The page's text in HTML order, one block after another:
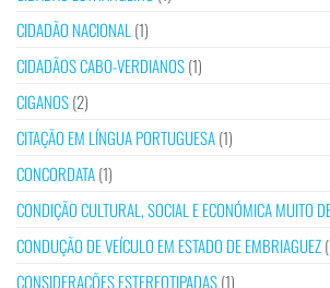
CIDADÃO NACIONAL (1)
CIDADÃOS CABO-VERDIANOS(1)
CIGANOS(2)
CITAÇÃO EM LÍNGUA PORTUGUESA(1)
CONCORDATA(1)
CONDIÇÃO CULTURAL, SOCIAL E ECONÓMICA MUITO
CONDUÇÃO DE VEÍCULO EM ESTADO DE EMBRIAGUEZ
CONSIDERAÇÕES ESTEREOTIPADAS(1)